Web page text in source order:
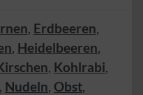
, Erdbeeren,
, Heidelbeeren,
, Kohlrabi,
, Nudeln, Obst,